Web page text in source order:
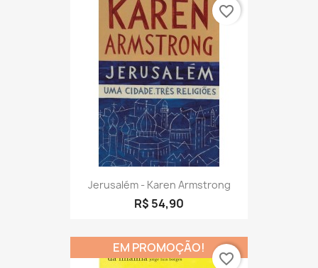
Jerusalém - Karen Armstrong
R$ 54,90
favorite_border
EM PROMOÇÃO!
favorite_border